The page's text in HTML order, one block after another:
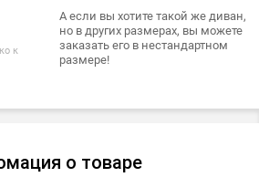
к
А если вы хотите такой же диван,
но в других размерах, вы можете
заказать его в нестандартном
размере!
о товаре